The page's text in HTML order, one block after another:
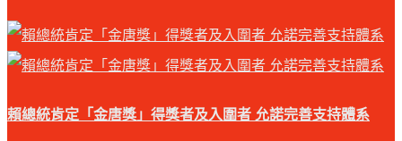
賴總統肯定「金唐獎」得獎者及入圍者 允諾完善支持體系